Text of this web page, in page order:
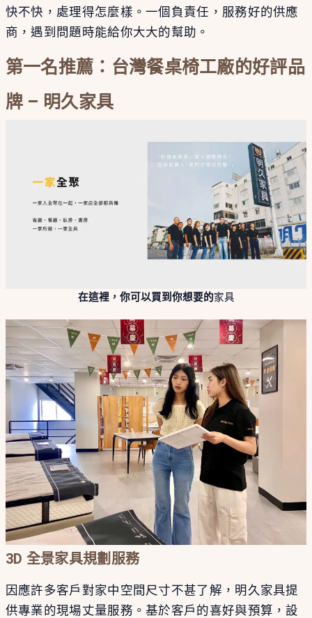
快不快，處理得怎麼樣。一個負責任，服務好的供應
商，遇到問題時能給你大大的幫助。
第一名推薦：台灣餐桌椅工廠的好評品
牌 – 明久家具
在這裡，你可以買到你想要的家具
3D 全景家具規劃服務
因應許多客戶對家中空間尺寸不甚了解，明久家具提
供專業的現場丈量服務。基於客戶的喜好與預算，設